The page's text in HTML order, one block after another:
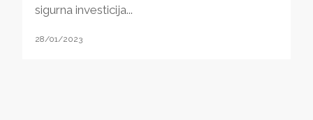
sigurna investicija...
28/01/2023